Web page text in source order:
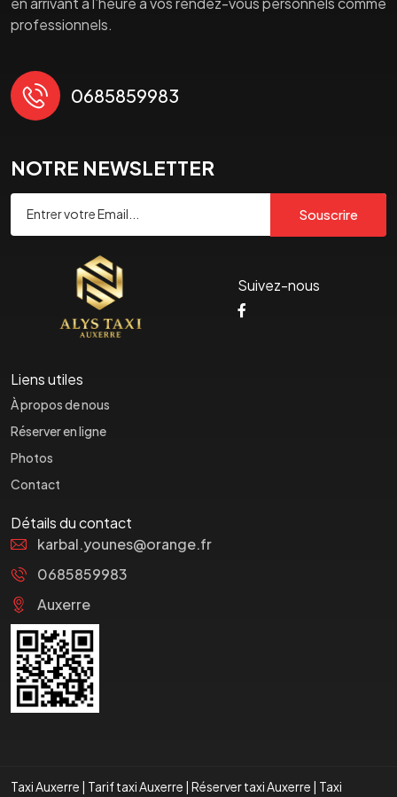
professionnels.
0685859983
NOTRE NEWSLETTER
Souscrire
Suivez-nous
Liens utiles
À propos de nous
Réserver en ligne
Photos
Contact
Détails du contact
karbal.younes@orange.fr
0685859983
Auxerre
Taxi Auxerre | Tarif taxi Auxerre | Réserver taxi Auxerre | Taxi